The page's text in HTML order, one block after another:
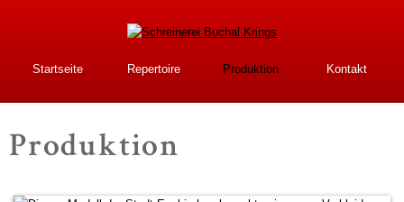
zum
Schreinerei Buchal
Krings
Startseite Repertoire Produktion Kontakt
Produktion